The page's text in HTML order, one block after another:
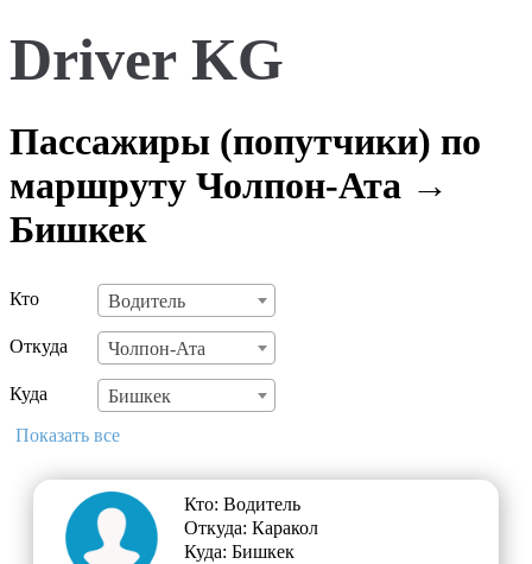
Driver KG
Пассажиры (попутчики) по
маршруту Чолпон-Ата →
Бишкек
Кто Водитель
Откуда Чолпон-Ата
Куда
Бишкек
Показать все
Кто: Водитель
Откуда: Каракол
Куда: Бишкек